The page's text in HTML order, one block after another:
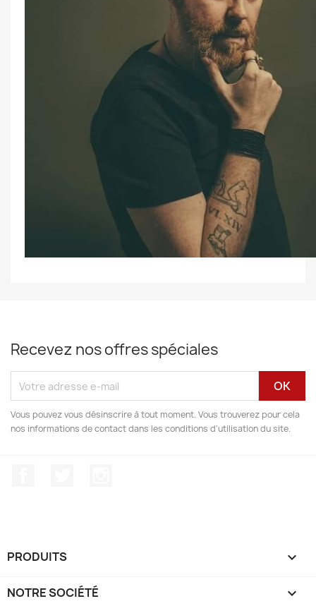
Recevez nos offres spéciales
Vous pouvez vous désinscrire à tout moment. Vous trouverez pour cela
nos informations de contact dans les conditions d'utilisation du site.
PRODUITS 
NOTRE SOCIÉTÉ 